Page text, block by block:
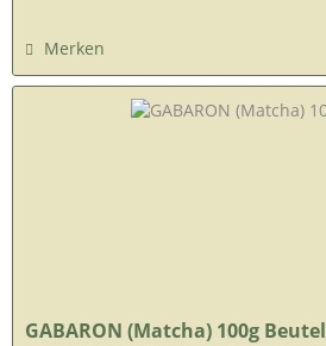
Merken
GABARON (Matcha) 100g Beutel